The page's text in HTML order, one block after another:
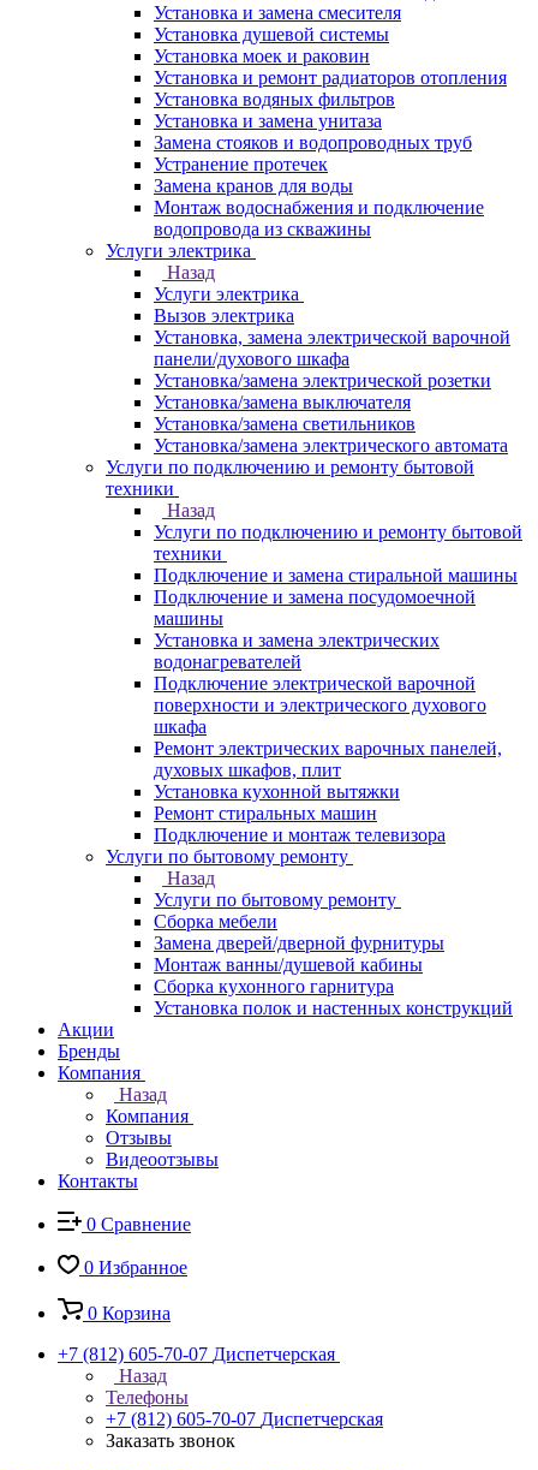
Установка и замена смесителя
Установка душевой системы
Установка моек и раковин
Установка и ремонт радиаторов отопления
Установка водяных фильтров
Установка и замена унитаза
Замена стояков и водопроводных труб
Устранение протечек
Замена кранов для воды
Монтаж водоснабжения и подключение
водопровода из скважины
Услуги электрика
Назад
Услуги электрика
Вызов электрика
Установка, замена электрической варочной
панели/духового шкафа
Установка/замена электрической розетки
Установка/замена выключателя
Установка/замена светильников
Установка/замена электрического автомата
Услуги по подключению и ремонту бытовой
техники
Назад
Услуги по подключению и ремонту бытовой
техники
Подключение и замена стиральной машины
Подключение и замена посудомоечной
машины
Установка и замена электрических
водонагревателей
Подключение электрической варочной
поверхности и электрического духового
шкафа
Ремонт электрических варочных панелей,
духовых шкафов, плит
Установка кухонной вытяжки
Ремонт стиральных машин
Подключение и монтаж телевизора
Услуги по бытовому ремонту
Назад
Услуги по бытовому ремонту
Сборка мебели
Замена дверей/дверной фурнитуры
Монтаж ванны/душевой кабины
Сборка кухонного гарнитура
Установка полок и настенных конструкций
Акции
Бренды
Компания
Назад
Компания
Отзывы
Видеоотзывы
Контакты
0 Сравнение
0 Избранное
0 Корзина
+7 (812) 605-70-07 Диспетчерская
Назад
Телефоны
+7 (812) 605-70-07 Диспетчерская
Заказать звонок